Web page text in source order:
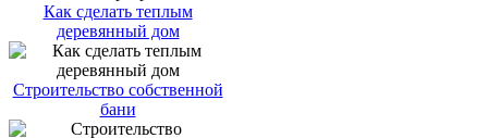
Как сделать теплым
деревянный дом
Строительство собственной
бани